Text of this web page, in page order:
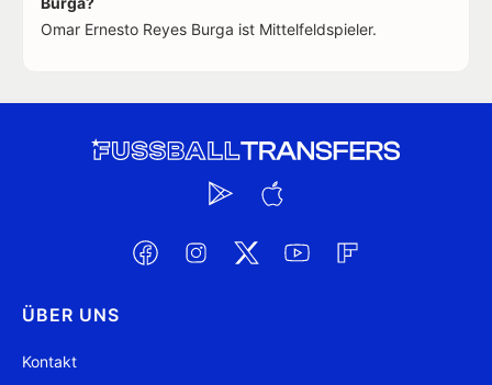
Omar Ernesto Reyes Burga ist Mittelfeldspieler.
ÜBER UNS
Kontakt